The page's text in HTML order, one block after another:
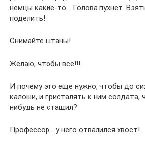
немцы какие-то… Голова пухнет.
поделить!
Снимайте штаны!
Желаю, чтобы всё!!!
И почему это еще нужно, чтобы до
калоши, и присталять к ним солдата,
нибудь не стащил?
Профессор… у него отвалился хвост!